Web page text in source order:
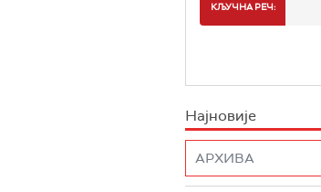
КЉУЧНА РЕЧ:
Најновије